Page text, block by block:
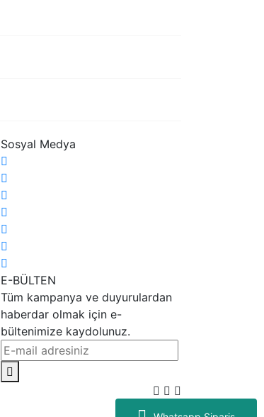
Sosyal Medya
E-BÜLTEN
Tüm kampanya ve duyurulardan
haberdar olmak için e-
bültenimize kaydolunuz.